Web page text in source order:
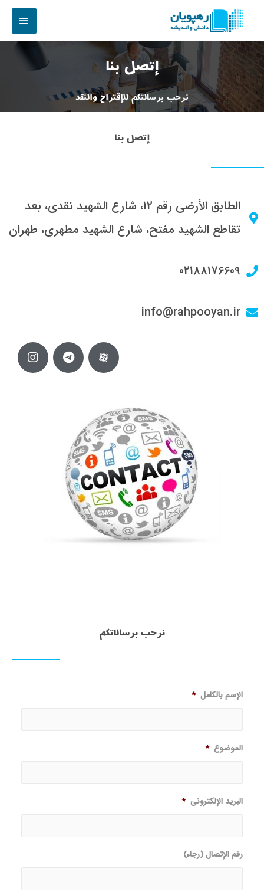
إتصل بنا
نرحب برسالتکم للإقتراح والنقد
إتصل بنا
الطابق الأرضي رقم 12، شارع الشهيد نقدي، بعد
تقاطع الشهيد مفتح، شارع الشهيد مطهري، طهران
02188176609
info@rahpooyan.ir
نرحب برسالاتکم
الإسم بالکامل *
الموضوع *
البرید الإلکترونی *
رقم الإتصال (رجاء)